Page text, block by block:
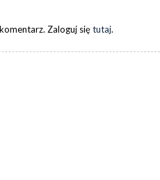
Zaloguj siętutaj.